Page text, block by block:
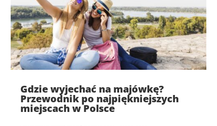
Gdzie wyjechać na majówkę?
Przewodnik po najpiękniejszych
miejscach w Polsce